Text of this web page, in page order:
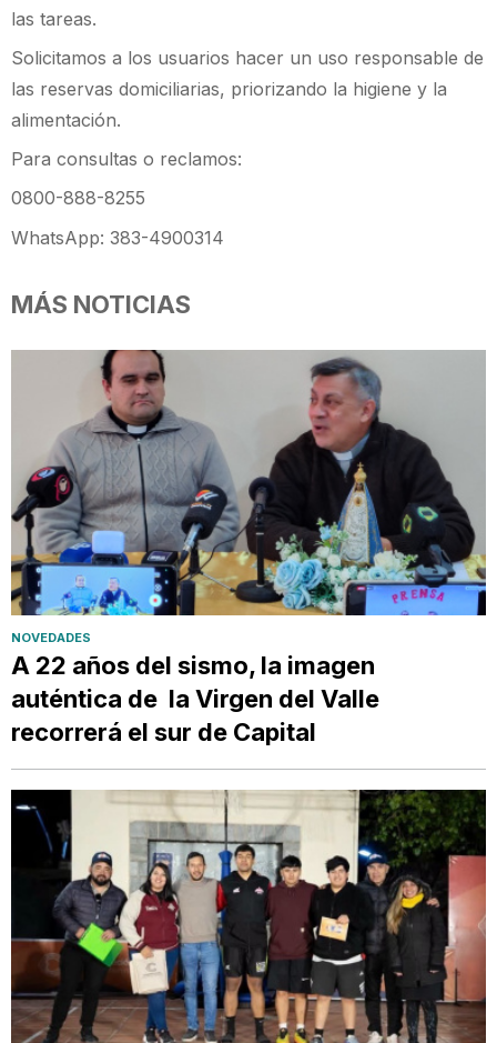
las tareas.
Solicitamos a los usuarios hacer un uso responsable de
las reservas domiciliarias, priorizando la higiene y la
alimentación.
Para consultas o reclamos:
0800-888-8255
WhatsApp: 383-4900314
MÁS NOTICIAS
NOVEDADES
A 22 años del sismo, la imagen
auténtica de la Virgen del Valle
recorrerá el sur de Capital